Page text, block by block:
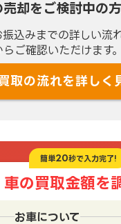
却を ご検討中の
振込みまでの詳しい流
ご確認いただけます。
取の流れを詳しく
簡単20秒で入力完了!
車の買取金額を
お車について